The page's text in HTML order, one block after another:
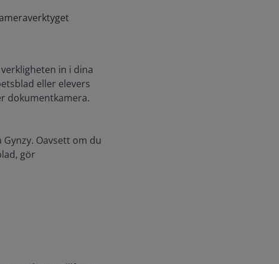
in i dina
eller elevers
dokumentkamera.
Oavsett om du
gör